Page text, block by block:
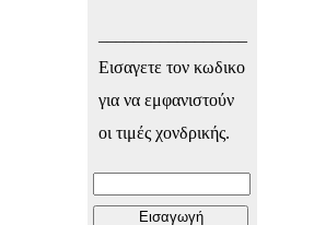
Εισαγετε τον κωδικο
για να εμφανιστούν
οι τιμές χονδρικής.